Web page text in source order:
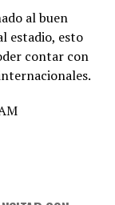
al buen
estadio, esto
contar con